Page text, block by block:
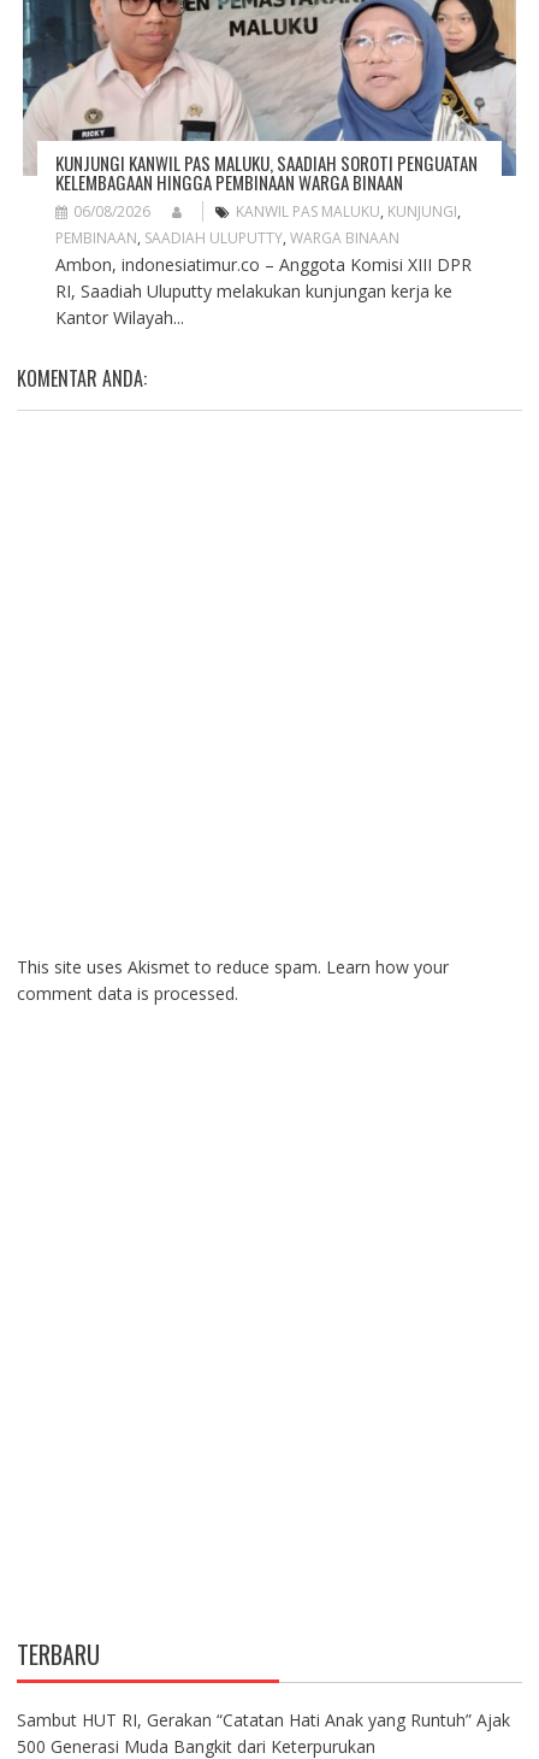
KUNJUNGI KANWIL PAS MALUKU, SAADIAH SOROTI PENGUATAN
KELEMBAGAAN HINGGA PEMBINAAN WARGA BINAAN
06/08/2026 KANWIL PAS MALUKU, KUNJUNGI,
PEMBINAAN, SAADIAH ULUPUTTY, WARGA BINAAN
Ambon, indonesiatimur.co – Anggota Komisi XIII DPR
RI, Saadiah Uluputty melakukan kunjungan kerja ke
Kantor Wilayah...
KOMENTAR ANDA:
This site uses Akismet to reduce spam. Learn how your
comment data is processed.
TERBARU
Sambut HUT RI, Gerakan “Catatan Hati Anak yang Runtuh” Ajak
500 Generasi Muda Bangkit dari Keterpurukan